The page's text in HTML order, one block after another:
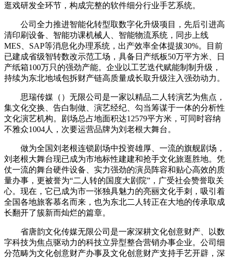
逛戏研发全环节，构成完整的软件细分行业手艺系统。
公司全力推进智能化转型取数字化升级项目，先后引进高
清印刷设备、智能功课机械人、智能物流系统，同步上线
MES、SAP等消息化办理系统，出产效率全体提拔30%。目前
已建成省级智转数改示范工场，具备日产纸板50万平方米、日
产纸箱100万只的强劲产能。企业以工艺迭代赋能制制升级，
持续为东北地域包拆财产链高质量成长取升级注入强劲动力。
思瑞传媒（）无限公司是一家以精品二人转演艺为焦点，
集文化交换、告白制做、演艺经纪、勾当筹谋于一体的分析性
文化演艺机构。剧场总占地面积达12579平方米，可同时容纳
不雅众1004人，次要运营品牌为刘老根大舞台。
做为全国刘老根连锁剧场中投资雄厚、一流的旗舰剧场，
刘老根大舞台现已成为市地标性建建和抢手文化旅逛胜地。凭
仗一流的舞台硬件设备、实力强劲的演员阵容和贴心高效的质
量办事，更被誉为“二人转的国度大剧院”，广受社会赞誉取关
心。现在，它已成为市一张独具魅力的亮丽文化手刺，吸引着
全国各地旅客慕名而来，也为东北二人转正在大地的传承取成
长翻开了簇新而灿烂的篇章。
省唐韵文化传媒无限公司是一家深耕文化创意财产、以数
字科技为焦点驱动力的科技立异型整合营销办事企业。公司细
分范畴为文化创意财产办事及文化创意财产支持手艺开辟，深